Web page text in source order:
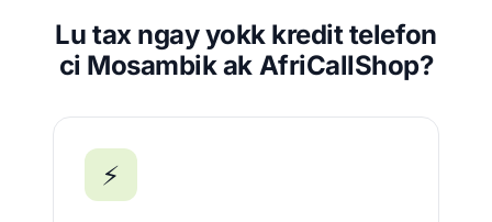
Lu tax ngay yokk kredit telefon
ci Mosambik ak AfriCallShop?
⚡